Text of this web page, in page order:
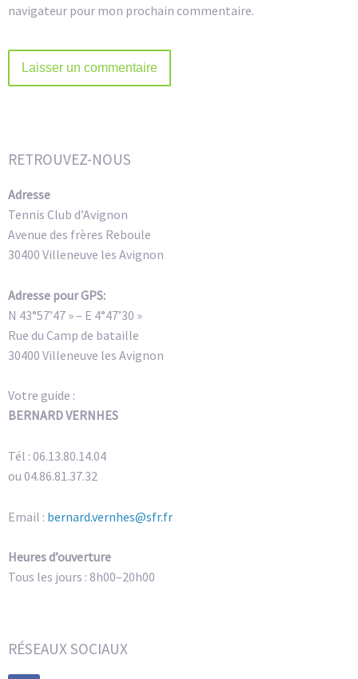
navigateur pour mon prochain commentaire.
RETROUVEZ-NOUS
Adresse
Tennis Club d’Avignon
Avenue des frères Reboule
30400 Villeneuve les Avignon
Adresse pour GPS:
N 43°57’47 » – E 4°47’30 »
Rue du Camp de bataille
30400 Villeneuve les Avignon
Votre guide :
BERNARD VERNHES
Tél : 06.13.80.14.04
ou 04.86.81.37.32
Email : bernard.vernhes@sfr.fr
Heures d’ouverture
Tous les jours : 8h00–20h00
RÉSEAUX SOCIAUX